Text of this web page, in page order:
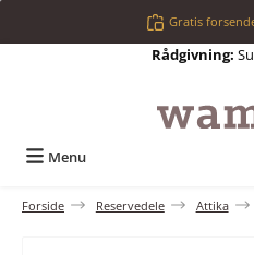
Gratis
Rådgivning:
Menu
Forside Reservedele Attika